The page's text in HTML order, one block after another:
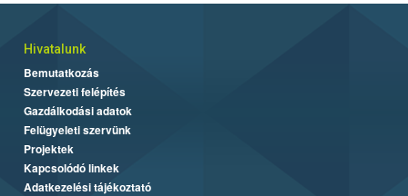
Hivatalunk
Bemutatkozás
Szervezeti felépítés
Gazdálkodási adatok
Felügyeleti szervünk
Projektek
Kapcsolódó linkek
Adatkezelési tájékoztató